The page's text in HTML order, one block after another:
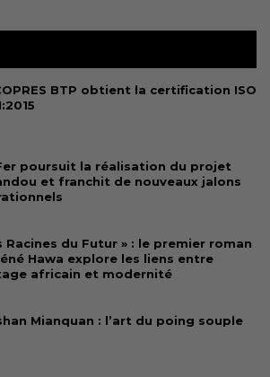
BTP obtient la certification ISO
poursuit la réalisation du projet
et franchit de nouveaux jalons
Racines du Futur » : le premier roman
Hawa explore les liens entre
africain et modernité
Mianquan : l’art du poing souple